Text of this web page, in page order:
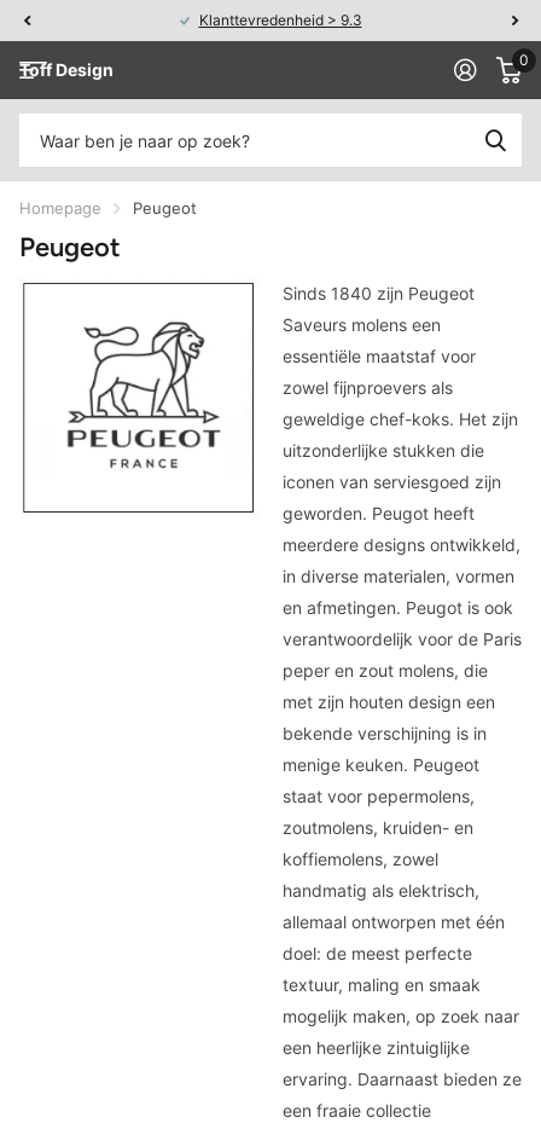
Klanttevredenheid > 9.3
Toff Design 0
Homepage Peugeot
Peugeot
Sinds 1840 zijn Peugeot
Saveurs molens een
essentiële maatstaf voor
zowel fijnproevers als
geweldige chef-koks. Het zijn
uitzonderlijke stukken die
iconen van serviesgoed zijn
geworden. Peugot heeft
meerdere designs ontwikkeld,
in diverse materialen, vormen
en afmetingen. Peugot is ook
verantwoordelijk voor de Paris
peper en zout molens, die
met zijn houten design een
bekende verschijning is in
menige keuken. Peugeot
staat voor pepermolens,
zoutmolens, kruiden- en
koffiemolens, zowel
handmatig als elektrisch,
allemaal ontworpen met één
doel: de meest perfecte
textuur, maling en smaak
mogelijk maken, op zoek naar
een heerlijke zintuiglijke
ervaring. Daarnaast bieden ze
een fraaie collectie